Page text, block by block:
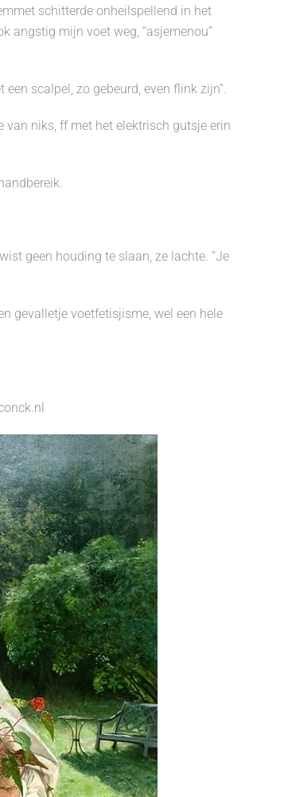
schitterde onheilspellend in het
angstig mijn voet weg, “asjemenou”
scalpel, zo gebeurd, even flink zijn”.
van niks, ff met het elektrisch gutsje erin
geen houding te slaan, ze lachte. “Je
gevalletje voetfetisjisme, wel een hele